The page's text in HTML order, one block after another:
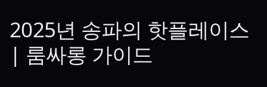
2025년 송파의 핫플레이스
| 룸싸롱 가이드